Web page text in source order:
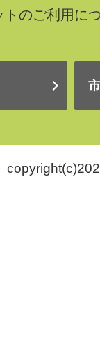
トのご利用に